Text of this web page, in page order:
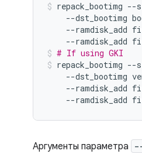
repack_bootimg --
--dst_bootimg
--ramdisk_add
--ramdisk_add
# If using GKI
repack_bootimg --
--dst_bootimg
--ramdisk_add
--ramdisk_add
Аргументы параметра